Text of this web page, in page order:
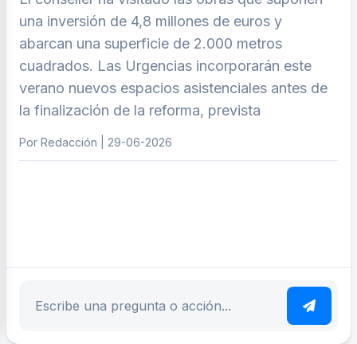
una inversión de 4,8 millones de euros y
abarcan una superficie de 2.000 metros
cuadrados. Las Urgencias incorporarán este
verano nuevos espacios asistenciales antes de
la finalización de la reforma, prevista
Por Redacción | 29-06-2026
Escribe tu pregunta